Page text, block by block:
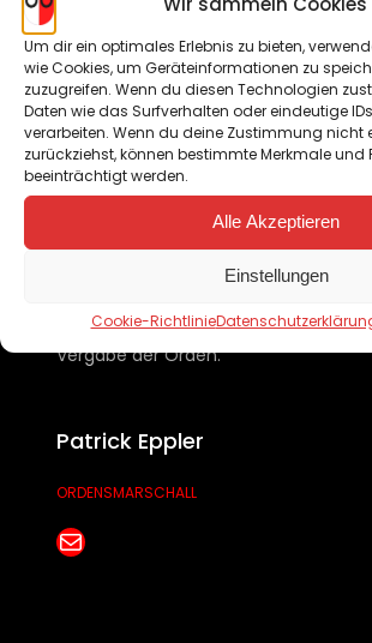
Um dir ein optimales Erlebnis zu bieten,
wie Cookies, um Geräteinformationen zu
zuzugreifen. Wenn du diesen Technologien
Daten wie das Surfverhalten oder eindeutige
verarbeiten. Wenn du deine Zustimmung nicht
zurückziehst, können bestimmte Merkmale und
beeinträchtigt werden.
Alle Akzeptieren
Einstellungen
Cookie-Richtlinie
Thomas Gerling
SCHRIFTFÜHRER / PRESSEARBEIT
E-Mail senden
übernommen. Seine Aufgabe ist die
Vergabe der Orden.
Patrick Eppler
ORDENSMARSCHALL
E-Mail senden